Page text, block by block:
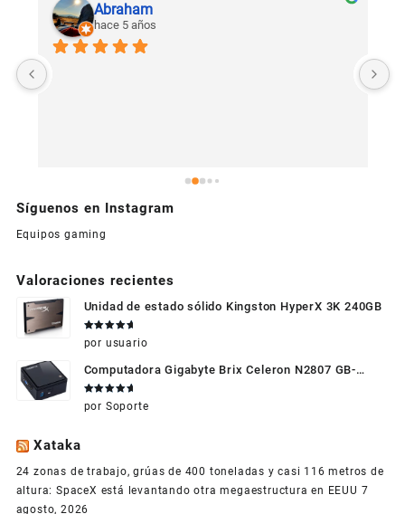
Abraham
hace 5 años
Síguenos en Instagram
Equipos gaming
Valoraciones recientes
Unidad de estado sólido Kingston HyperX 3K 240GB
Valorado
en5 de 5
por usuario
Computadora Gigabyte Brix Celeron N2807 GB-
BXBT-2807 + WIFI + RAM de 4GB + HDD 500gb +
Windows 10
Valorado
en5 de 5
por Soporte
Xataka
24 zonas de trabajo, grúas de 400 toneladas y casi 116 metros de
altura: SpaceX está levantando otra megaestructura en EEUU 7
agosto, 2026